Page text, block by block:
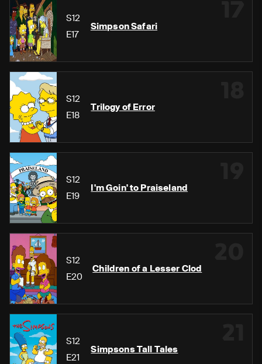
S12
E17
Simpson Safari
S12
E18
Trilogy of Error
S12
E19
I'm Goin' to Praiseland
S12
E20
Children of a Lesser Clod
S12
E21
Simpsons Tall Tales